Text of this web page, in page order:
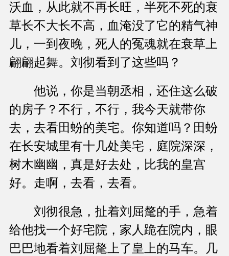
沃血，从此就不再长旺，半死不死的衰
草长不大长不高，血淹没了它的精气神
儿，一到夜晚，死人的冤魂就在衰草上
翩翩起舞。刘彻看到了这些吗？
他说，你是当朝丞相，还住这么破
的房子？不行，不行，我今天就带你
去，去看田蚡的美宅。你知道吗？田蚡
在长安城里有十几处美宅，庭院深深，
树木幽幽，真是好去处，比我的皇宫
好。走啊，去看，去看。
刘彻很急，扯着刘屈氂的手，急着
给他找一个好宅院，家人跪在院内，眼
巴巴地看着刘屈氂上了皇上的马车。几